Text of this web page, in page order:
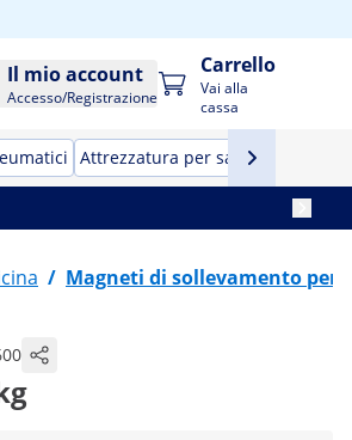
Il mio account
Accesso/Registrazione
Carrello
Vai alla
cassa
Attrezzatura per saldatura a
/ Magneti di sollevamento